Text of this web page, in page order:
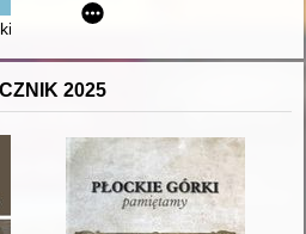
- olęderskie (olenderskie) i
2025